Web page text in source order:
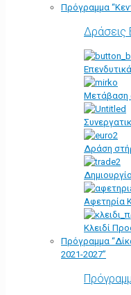
Πρόγραμμα
Δράσεις
Μετάβαση
Δράση
Αφετηρία
Κλειδί
Πρόγραμμα
2021-2027”